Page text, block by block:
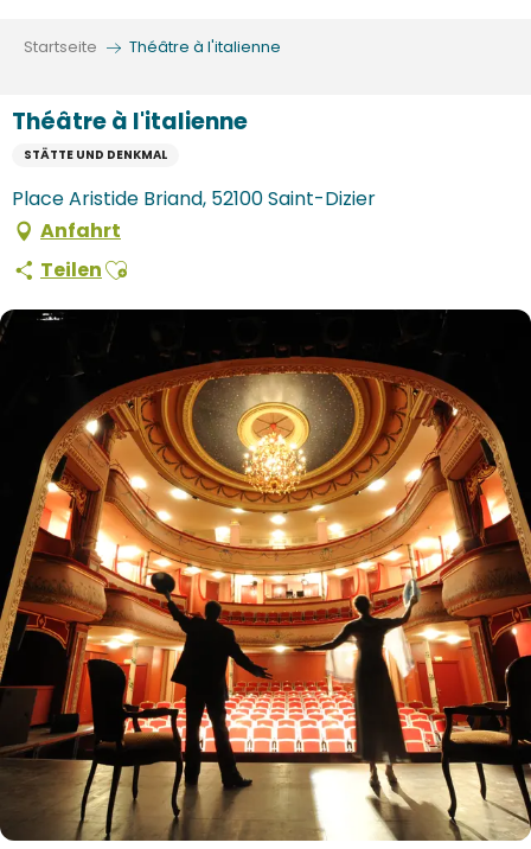
Startseite Théâtre à l'italienne
Théâtre à l'italienne
STÄTTE UND DENKMAL
Place Aristide Briand, 52100 Saint-Dizier
Anfahrt
TeilenAjouter aux favoris